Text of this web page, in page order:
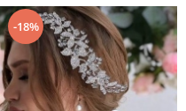
-18%